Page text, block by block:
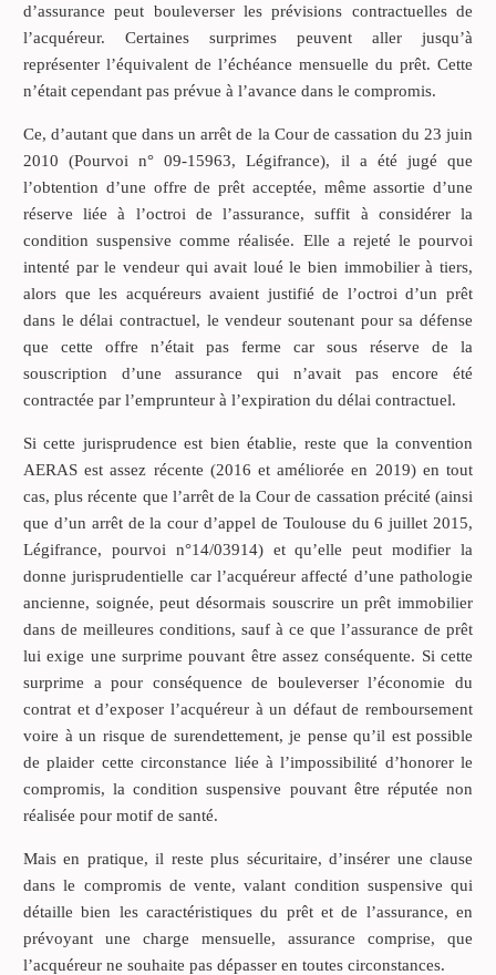
d’assurance peut bouleverser les prévisions contractuelles de
l’acquéreur. Certaines surprimes peuvent aller jusqu’à
représenter l’équivalent de l’échéance mensuelle du prêt. Cette
n’était cependant pas prévue à l’avance dans le compromis.
Ce, d’autant que dans un arrêt de la Cour de cassation du 23 juin
2010 (Pourvoi n° 09-15963, Légifrance), il a été jugé que
l’obtention d’une offre de prêt acceptée, même assortie d’une
réserve liée à l’octroi de l’assurance, suffit à considérer la
condition suspensive comme réalisée. Elle a rejeté le pourvoi
intenté par le vendeur qui avait loué le bien immobilier à tiers,
alors que les acquéreurs avaient justifié de l’octroi d’un prêt
dans le délai contractuel, le vendeur soutenant pour sa défense
que cette offre n’était pas ferme car sous réserve de la
souscription d’une assurance qui n’avait pas encore été
contractée par l’emprunteur à l’expiration du délai contractuel.
Si cette jurisprudence est bien établie, reste que la convention
AERAS est assez récente (2016 et améliorée en 2019) en tout
cas, plus récente que l’arrêt de la Cour de cassation précité (ainsi
que d’un arrêt de la cour d’appel de Toulouse du 6 juillet 2015,
Légifrance, pourvoi n°14/03914) et qu’elle peut modifier la
donne jurisprudentielle car l’acquéreur affecté d’une pathologie
ancienne, soignée, peut désormais souscrire un prêt immobilier
dans de meilleures conditions, sauf à ce que l’assurance de prêt
lui exige une surprime pouvant être assez conséquente. Si cette
surprime a pour conséquence de bouleverser l’économie du
contrat et d’exposer l’acquéreur à un défaut de remboursement
voire à un risque de surendettement, je pense qu’il est possible
de plaider cette circonstance liée à l’impossibilité d’honorer le
compromis, la condition suspensive pouvant être réputée non
réalisée pour motif de santé.
Mais en pratique, il reste plus sécuritaire, d’insérer une clause
dans le compromis de vente, valant condition suspensive qui
détaille bien les caractéristiques du prêt et de l’assurance, en
prévoyant une charge mensuelle, assurance comprise, que
l’acquéreur ne souhaite pas dépasser en toutes circonstances.